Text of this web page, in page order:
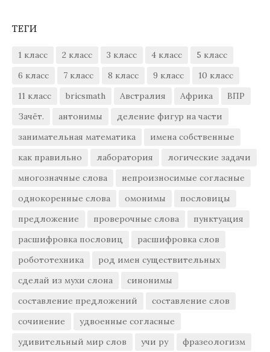
ТЕГИ
1 класс 2 класс 3 класс 4 класс
5 класс
6 класс
7 класс 8 класс 9 класс
10 класс
11 класс
bricsmath Австралия Африка
ВПР
Зачёт.
антонимы
деление фигур на части
занимательная математика
имена собственные
как правильно
лаборатория
логические задачи
многозначные слова
непроизносимые согласные
однокоренные слова
омонимы
пословицы
предложение
проверочные слова
пунктуация
расшифровка пословиц
расшифровка слов
робототехника
род имен существительных
сделай из мухи слона
синонимы
составление предложений
составление слов
сочинение
удвоенные согласные
удивительный мир слов
учи ру фразеологизм